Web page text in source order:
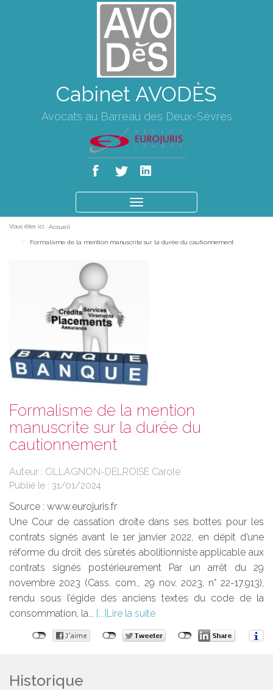
Cabinet AVODÈS
Avocats au Barreau des Deux-Sèvres
le
Vous êtes ici : Accueil
Formalisme de la mention manuscrite sur la durée du cautionnement
Formalisme de la mention
manuscrite sur la durée du
cautionnement
Auteur : OLLAGNON-DELROISE Carole
Publié le : 31/01/2024
Source : www.eurojuris.fr
Une Cour de cassation droite dans ses bottes pour les
contrats signés avant le 1er janvier 2022, en dépit d’une
réforme du droit des sûretés abolitionniste applicable aux
contrats signés postérieurement Par un arrêt du 29
novembre 2023 (Cass. com., 29 nov. 2023, n° 22-17.913),
rendu sous l’égide des anciens textes du code de la
consommation, la...
Lire la suite
Historique